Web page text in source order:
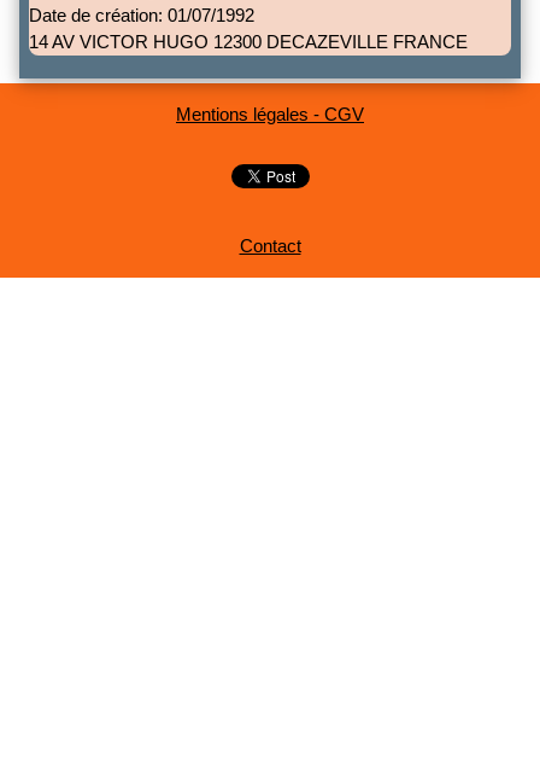
Date de création: 01/07/1992
14 AV VICTOR HUGO 12300 DECAZEVILLE FRANCE
Mentions légales - CGV
Contact